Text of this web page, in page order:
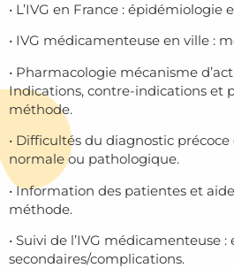
• L’IVG en France : épidémiologie
• IVG médicamenteuse en ville :
• Pharmacologie mécanisme
Indications, contre-indications et
méthode.
• Difficultés du diagnostic précoce
normale ou pathologique.
• Information des patientes et
méthode.
• Suivi de l’IVG médicamenteuse :
secondaires/complications.